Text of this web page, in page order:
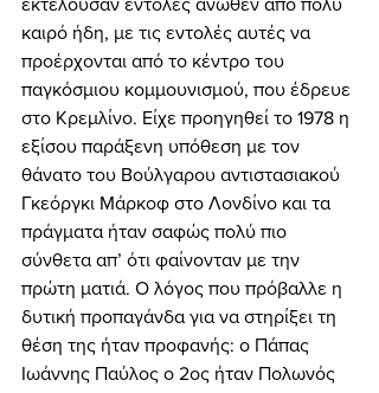
εκτελούσαν εντολές άνωθεν από πολύ
καιρό ήδη, με τις εντολές αυτές να
προέρχονται από το κέντρο του
παγκόσμιου κομμουνισμού, που έδρευε
στο Κρεμλίνο. Είχε προηγηθεί το 1978 η
εξίσου παράξενη υπόθεση με τον
θάνατο του Βούλγαρου αντιστασιακού
Γκεόργκι Μάρκοφ στο Λονδίνο και τα
πράγματα ήταν σαφώς πολύ πιο
σύνθετα απ’ ότι φαίνονταν με την
πρώτη ματιά. Ο λόγος που πρόβαλλε η
δυτική προπαγάνδα για να στηρίξει τη
θέση της ήταν προφανής: ο Πάπας
Ιωάννης Παύλος ο 2ος ήταν Πολωνός